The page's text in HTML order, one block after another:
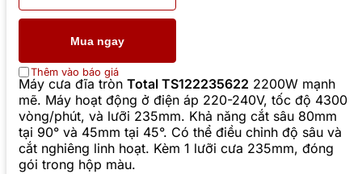
Mua ngay
Thêm vào báo giá
Máy cưa đĩa tròn Total TS122235622 2200W mạnh
mẽ. Máy hoạt động ở điện áp 220-240V, tốc độ 4300
vòng/phút, và lưỡi 235mm. Khả năng cắt sâu 80mm
tại 90° và 45mm tại 45°. Có thể điều chỉnh độ sâu và
cắt nghiêng linh hoạt. Kèm 1 lưỡi cưa 235mm, đóng
gói trong hộp màu.